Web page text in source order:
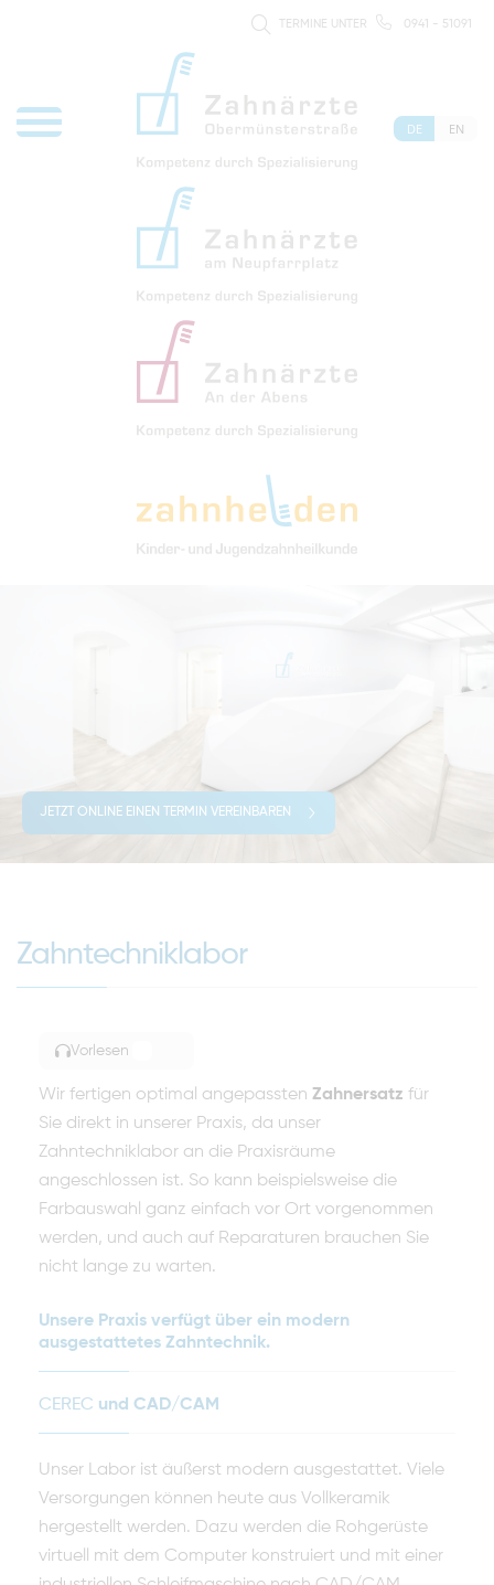
TERMINE UNTER 0941 - 51091
DE EN
JETZT ONLINE EINEN TERMIN VEREINBAREN
Zahntechniklabor
Vorlesen
Wir fertigen optimal angepassten Zahnersatz für
Sie direkt in unserer Praxis, da unser
Zahntechniklabor an die Praxisräume
angeschlossen ist. So kann beispielsweise die
Farbauswahl ganz einfach vor Ort vorgenommen
werden, und auch auf Reparaturen brauchen Sie
nicht lange zu warten.
Unsere Praxis verfügt über ein modern
ausgestattetes Zahntechnik.
CEREC und CAD/CAM
Unser Labor ist äußerst modern ausgestattet. Viele
Versorgungen können heute aus Vollkeramik
hergestellt werden. Dazu werden die Rohgerüste
virtuell mit dem Computer konstruiert und mit einer